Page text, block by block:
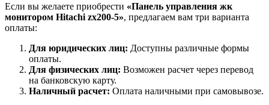
Если вы желаете приобрести «Панель управления жк
монитором Hitachi zx200-5», предлагаем вам три варианта
оплаты:
Для юридических лиц: Доступны различные формы
оплаты.
Для физических лиц: Возможен расчет через перевод
на банковскую карту.
Наличный расчет: Оплата наличными при самовывозе.